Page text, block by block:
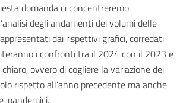
domanda ci concentreremo
degli andamenti dei volumi delle
dai rispettivi grafici, corredati
i confronti tra il 2024 con il 2023 e
ovvero di cogliere la variazione dei
rispetto all’anno precedente ma anche